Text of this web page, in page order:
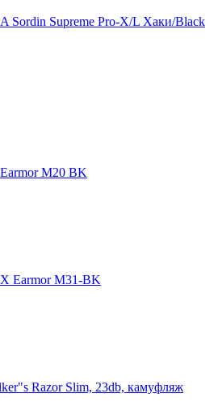
Sordin Supreme Pro-X/L Хаки/Black
M20 BK
Earmor M31-BK
Razor Slim, 23db, камуфляж